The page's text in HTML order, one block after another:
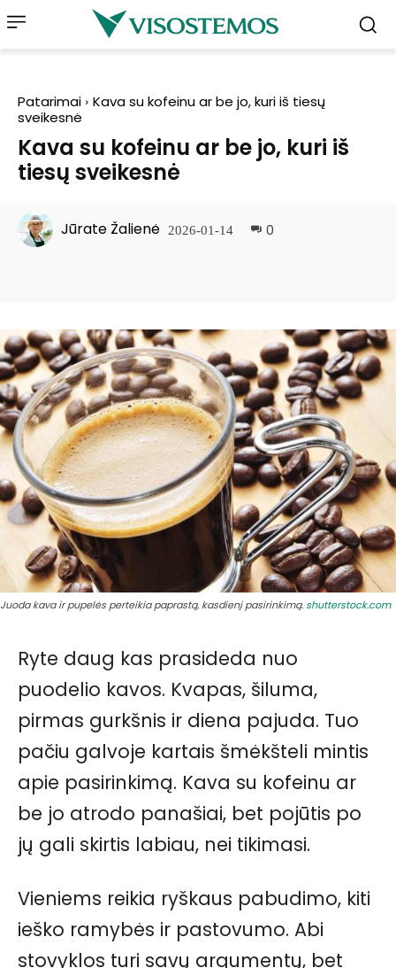
Patarimai
Kava su kofeinu ar be jo, kuri iš tiesų
sveikesnė
Kava su kofeinu ar be jo, kuri iš
tiesų sveikesnė
Jūrate Žalienė 2026-01-14 0
Juoda kava ir pupelės perteikia paprastą, kasdienį pasirinkimą. shutterstock.com
Ryte daug kas prasideda nuo
puodelio kavos. Kvapas, šiluma,
pirmas gurkšnis ir diena pajuda. Tuo
pačiu galvoje kartais šmėkšteli mintis
apie pasirinkimą. Kava su kofeinu ar
be jo atrodo panašiai, bet pojūtis po
jų gali skirtis labiau, nei tikimasi.
Vieniems reikia ryškaus pabudimo, kiti
ieško ramybės ir pastovumo. Abi
stovyklos turi savų argumentų, bet